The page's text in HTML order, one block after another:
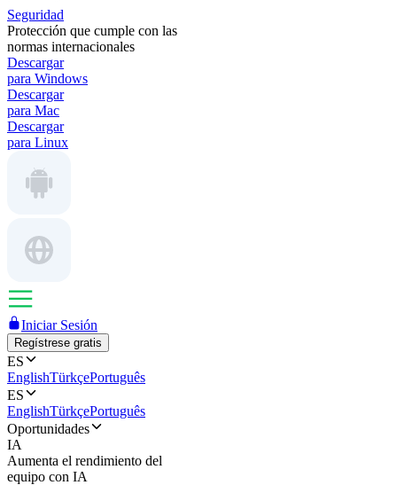
Seguridad
Protección que cumple con las
normas internacionales
Descargar
para Windows
Descargar
para Mac
Descargar
para Linux
Iniciar Sesión
Regístrese gratis
ES
EnglishTürkçePortuguês
ES
EnglishTürkçePortuguês
Oportunidades
IA
Aumenta el rendimiento del
equipo con IA